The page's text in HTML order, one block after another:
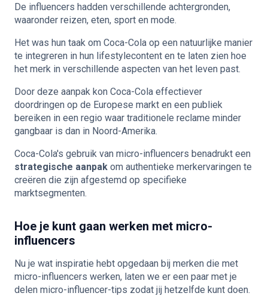
De influencers hadden verschillende achtergronden,
waaronder reizen, eten, sport en mode.
Het was hun taak om Coca-Cola op een natuurlijke manier
te integreren in hun lifestylecontent en te laten zien hoe
het merk in verschillende aspecten van het leven past.
Door deze aanpak kon Coca-Cola effectiever
doordringen op de Europese markt en een publiek
bereiken in een regio waar traditionele reclame minder
gangbaar is dan in Noord-Amerika.
Coca-Cola's gebruik van micro-influencers benadrukt een
strategische aanpak om authentieke merkervaringen te
creëren die zijn afgestemd op specifieke
marktsegmenten.
Hoe je kunt gaan werken met micro-
influencers
Nu je wat inspiratie hebt opgedaan bij merken die met
micro-influencers werken, laten we er een paar met je
delen micro-influencer-tips zodat jij hetzelfde kunt doen.